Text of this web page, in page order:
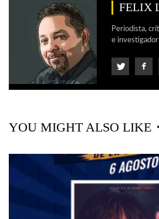
FELIX
Periodista,
e investigador
YOU MIGHT ALSO LIKE